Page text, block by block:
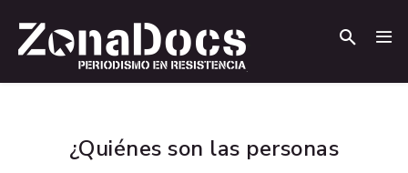
¿Quiénes son las personas